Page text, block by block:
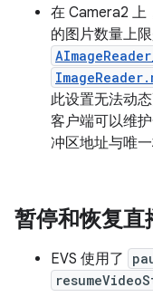
在 Camera2 上
的图片数量上
此设置无法动
客户端可以维
冲区地址与唯
暂停和恢复直
EVS 使用了